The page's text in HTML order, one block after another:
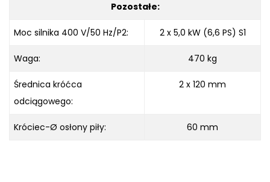
Pozostałe:
Moc silnika 400 V/50 Hz/P2: 2 x 5,0 kW (6,6 PS) S1
Waga: 470 kg
Średnica króćca
odciągowego:
2 x 120 mm
Króciec-Ø osłony piły: 60 mm